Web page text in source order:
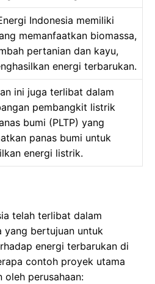
Indonesia memiliki
memanfaatkan biomassa,
pertanian dan kayu,
energi terbarukan.
ini juga terlibat dalam
pembangkit listrik
bumi (PLTP) yang
panas bumi untuk
energi listrik.
telah terlibat dalam
yang bertujuan untuk
energi terbarukan di
contoh proyek utama
oleh perusahaan: